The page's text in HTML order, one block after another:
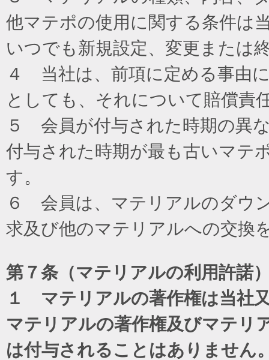
他マテポの使用に関する条件は
いつでも新規設定、変更または
４ 当社は、前項に定める事由
としても、それについて賠償責
５ 会員が付与された時期の異
付与された時期が最も古いマテ
す。
６ 会員は、マテリアルのダウ
求及び他のマテリアルへの交換
第７条（マテリアルの利用許諾
１ マテリアルの著作権は当社
マテリアルの著作権及びマテリ
は付与されることはありません